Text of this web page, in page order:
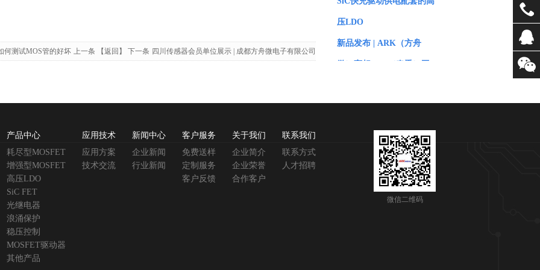
何测试MOS管的好坏 上一条 【返回】 下一条 四川传感器会员单位展示 | 成都方舟微电子有限公司
压LDO
新品发布 | ARK（方舟
DMZ1015E/DMX1015E，
适用于稳压供电场景
展会邀请 | ARK(方舟微)邀
产品中心
耗尽型MOSFET
增强型MOSFET
高压LDO
SiC FET
光继电器
浪涌保护
稳压控制
MOSFET驱动器
其他产品
应用技术
应用方案
技术交流
新闻中心
企业新闻
行业新闻
客户服务
免费送样
定制服务
客户反馈
关于我们
企业简介
企业荣誉
合作客户
联系我们
联系方式
人才招聘
微信二维码